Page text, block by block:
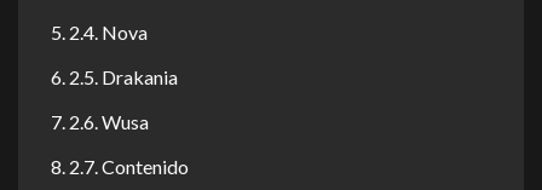
2.4. Nova
2.5. Drakania
2.6. Wusa
2.7. Contenido